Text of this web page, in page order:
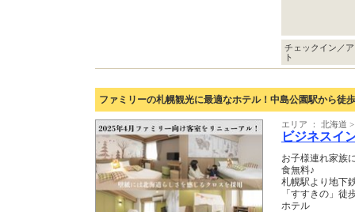
チェックイン／
ト
ファミリーの札幌観光に最適なホテル！中島公園駅から徒
エリア ： 北海道
ビジネスイ
お子様連れ家族
食無料♪
札幌駅より地下
「すすきの」
ホテル